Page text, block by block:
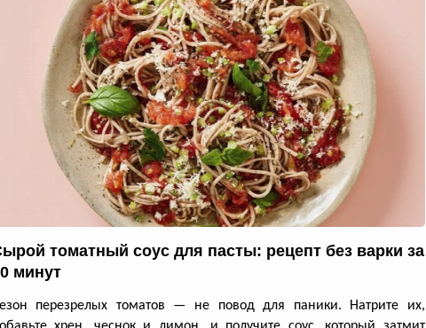
томатный соус для пасты: рецепт без варки за
минут
перезрелых томатов — не повод для паники. Натрите их,